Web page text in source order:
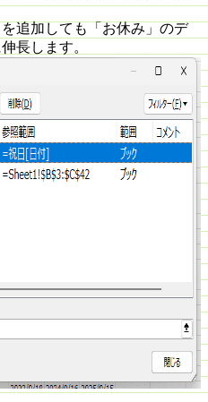
追加しても「お休み」のデ
長します。